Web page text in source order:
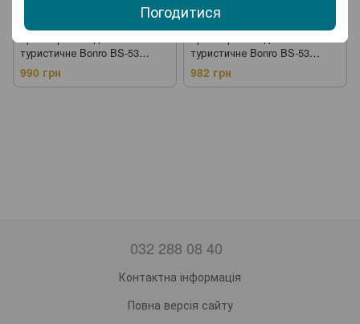
Погодитися
Артикул: 46000017
туристичне Bonro BS-53
(46000017)
990 грн
туристичне Bonro BS-53
чорне (42400647)
982 грн
032 288 08 40
Контактна інформація
Повна версія сайту